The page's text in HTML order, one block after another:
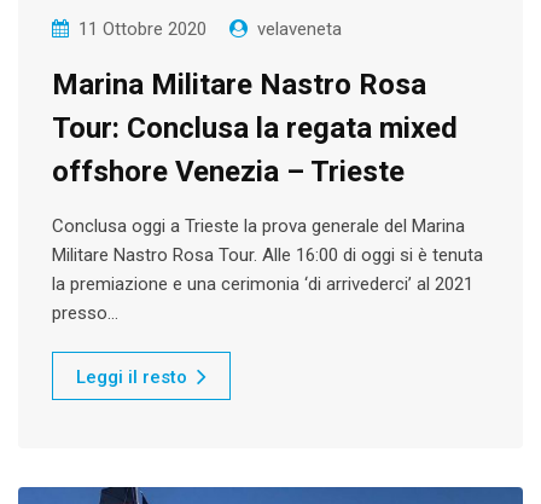
11 Ottobre 2020 velaveneta
Marina Militare Nastro Rosa
Tour: Conclusa la regata mixed
offshore Venezia – Trieste
Conclusa oggi a Trieste la prova generale del Marina
Militare Nastro Rosa Tour. Alle 16:00 di oggi si è tenuta
la premiazione e una cerimonia ‘di arrivederci’ al 2021
presso…
Leggi il resto